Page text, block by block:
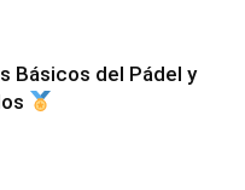
Básicos del Pádel y